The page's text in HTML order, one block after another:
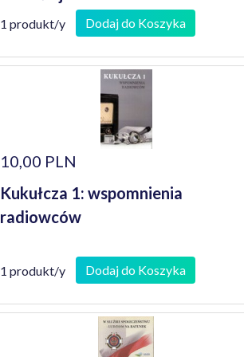
Paweł Stachnik
1 produkt/y Dodaj do Koszyka
10,00 PLN
Kukułcza 1: wspomnienia
radiowców
1 produkt/y Dodaj do Koszyka